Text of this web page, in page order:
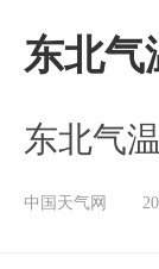
东北气
东北气
中国天气网